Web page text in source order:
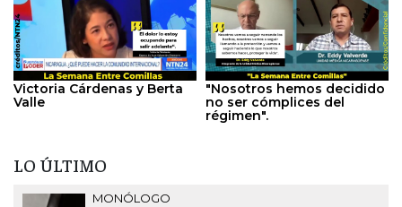
Victoria Cárdenas y Berta
Valle
"Nosotros hemos decidido
no ser cómplices del
régimen".
LO ÚLTIMO
MONÓLOGO